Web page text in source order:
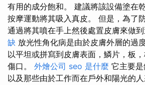
有用的成分飽和。 建議將該設備塗在
按摩運動將其吸入真皮。 但是，為了
通過將其噴在手上然後處置皮膚來做到
缺 放光性角化病是由於皮膚外層的過
以平坦或拼寫到皮膚表面，鱗片，板
傷口。 外燴公司 seo 是什麼 它主要是
以及那些由於工作而在戶外和陽光的人